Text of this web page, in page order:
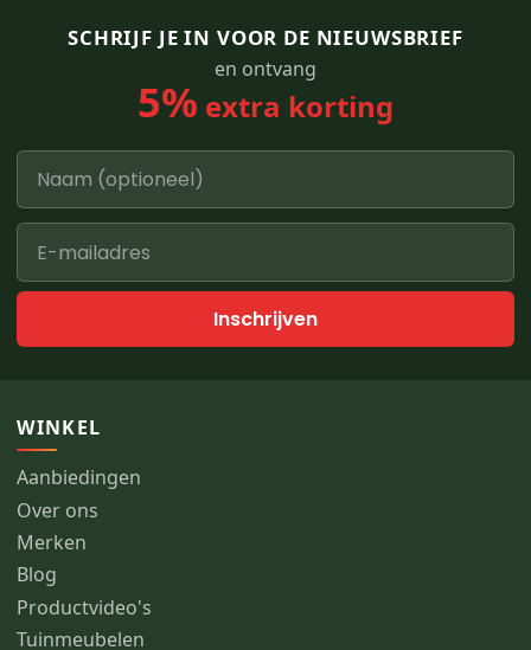
SCHRIJF JE IN VOOR DE NIEUWSBRIEF
en ontvang
5% extra korting
Inschrijven
WINKEL
Aanbiedingen
Over ons
Merken
Blog
Productvideo's
Tuinmeubelen